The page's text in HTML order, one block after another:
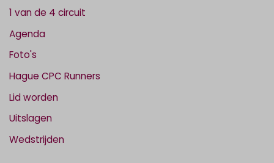
1 van de 4 circuit
Agenda
Foto's
Hague CPC Runners
Lid worden
Uitslagen
Wedstrijden